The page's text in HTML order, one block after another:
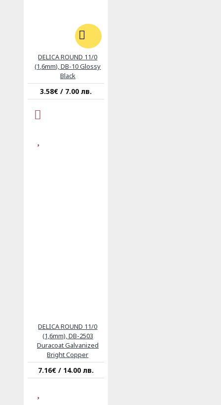
DELICA ROUND 11/0
(1,6mm), DB-10 Glossy
Black
3.58€ / 7.00 лв.
DELICA ROUND 11/0
(1,6mm), DB-2503
Duracoat Galvanized
Bright Copper
7.16€ / 14.00 лв.